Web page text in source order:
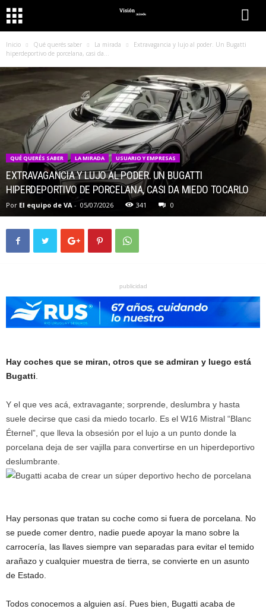
Inicio Qué querés saber La mirada
Extravagancia y lujo al poder. Un Bugatti
hiperdeportivo de porcelana, casi da...
QUÉ QUERÉS SABER LA MIRADA USUARIO Y EMPRESAS
EXTRAVAGANCIA Y LUJO AL PODER. UN BUGATTI
HIPERDEPORTIVO DE PORCELANA, CASI DA MIEDO TOCARLO
Por El equipo de VA - 05/07/2026 341 0
publicidad
Hay coches que se miran, otros que se admiran y luego está
Bugatti
Y el que ves acá, extravagante; sorprende, deslumbra y hasta
suele decirse que casi da miedo tocarlo. Es el W16 Mistral “Blanc
Éternel”, que lleva la obsesión por el lujo a un punto donde la
porcelana deja de ser vajilla para convertirse en un hiperdeportivo
deslumbrante.
Hay personas que tratan su coche como si fuera de porcelana. No
se puede comer dentro, nadie puede apoyar la mano sobre la
carrocería, las llaves siempre van separadas para evitar el temido
arañazo y cualquier muestra de tierra, se convierte en un asunto
de Estado.
Todos conocemos a alguien así. Pues bien, Bugatti acaba de